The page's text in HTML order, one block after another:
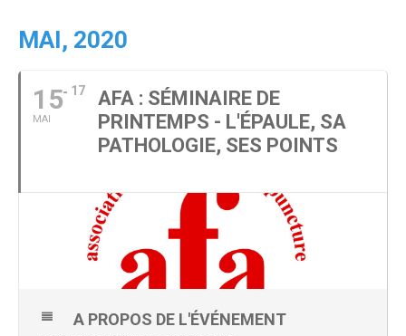
MAI, 2020
15
MAI
17
AFA : SÉMINAIRE DE
PRINTEMPS - L'ÉPAULE, SA
PATHOLOGIE, SES POINTS
A PROPOS DE L'ÉVÉNEMENT